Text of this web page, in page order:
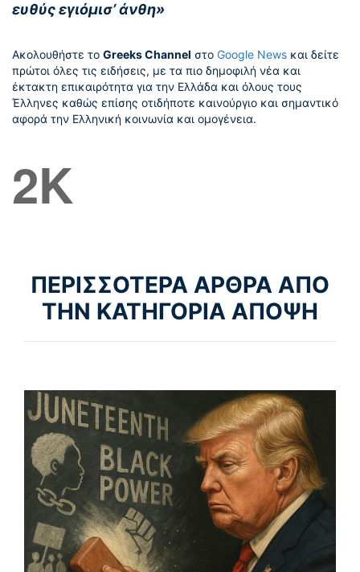
ευθύς εγιόμισ’ άνθη»
Ακολουθήστε το Greeks Channel στο Google News και δείτε
πρώτοι όλες τις ειδήσεις, με τα πιο δημοφιλή νέα και
έκτακτη επικαιρότητα για την Ελλάδα και όλους τους
Έλληνες καθώς επίσης οτιδήποτε καινούργιο και σημαντικό
αφορά την Ελληνική κοινωνία και ομογένεια.
2K
ΠΕΡΙΣΣΟΤΕΡΑ ΑΡΘΡΑ ΑΠΟ
ΤΗΝ ΚΑΤΗΓΟΡΙΑ ΑΠΟΨΗ